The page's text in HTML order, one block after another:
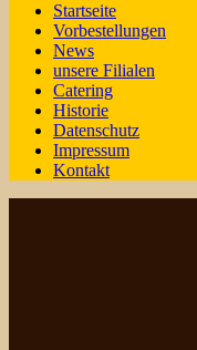
Startseite
Vorbestellungen
News
unsere Filialen
Catering
Historie
Datenschutz
Impressum
Kontakt